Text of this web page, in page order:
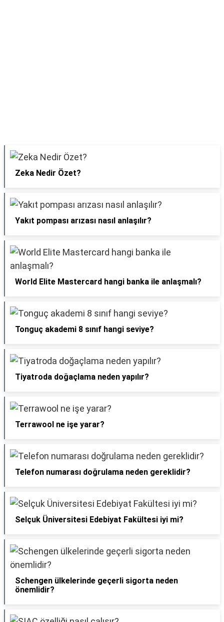
Zeka Nedir Özet?
Yakıt pompası arızası nasıl anlaşılır?
World Elite Mastercard hangi banka ile anlaşmalı?
Tonguç akademi 8 sınıf hangi seviye?
Tiyatroda doğaçlama neden yapılır?
Terrawool ne işe yarar?
Telefon numarası doğrulama neden gereklidir?
Selçuk Üniversitesi Edebiyat Fakültesi iyi mi?
Schengen ülkelerinde geçerli sigorta neden
önemlidir?